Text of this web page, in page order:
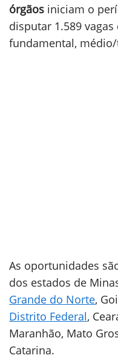
órgãos iniciam o
disputar 1.589
fundamental,
As oportunidades
dos estados de
Grande do Norte,
Distrito Federal,
Maranhão, Mato
Catarina.